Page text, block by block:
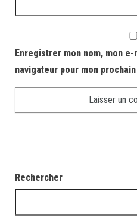
Enregistrer mon nom, mon
navigateur pour mon
Rechercher